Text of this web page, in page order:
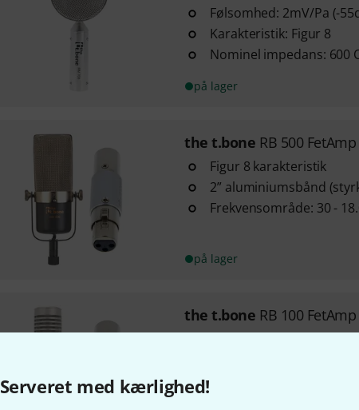
Serveret med kærlighed!
Følsomhed: 2mV/Pa (-
Karakteristik: Figur 8
Nominel impedans: 600
på lager
the t.bone RB 500
Figur 8 karakteristik
2” aluminiumsbånd
Frekvensområde: 30 -
på lager
the t.bone RB 100